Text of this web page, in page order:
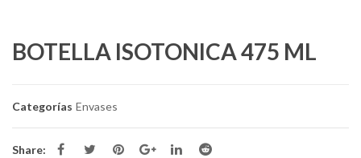
BOTELLA ISOTONICA 475 ML
Categorías Envases
Share: